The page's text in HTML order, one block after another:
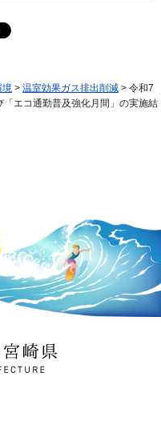
境 > 温室効果ガス排出削減 > 令和7
エコ通勤普及強化月間」の実施結